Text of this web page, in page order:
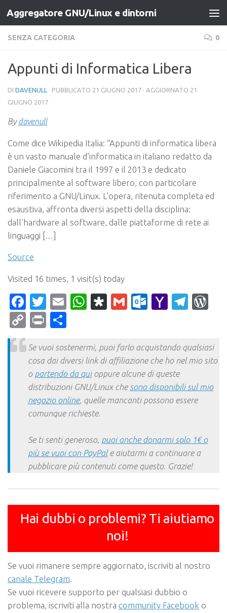
Salta al contenuto
Aggregatore GNU/Linux e dintorni
SENZA CATEGORIA 0
Appunti di Informatica Libera
DI DAVENULL · PUBBLICATO 21 GIUGNO 2017 · AGGIORNATO 21
GIUGNO 2017
Bydavenull
Come dice Wikipedia Italia: “Appunti di informatica libera
è un vasto manuale d’informatica in italiano redatto da
Daniele Giacomini tra il 1997 e il 2013 e dedicato
principalmente al software libero, con particolare
riferimento a GNU/Linux. L’opera, ritenuta completa ed
esaustiva, affronta diversi aspetti della disciplina:
dall’hardware al software, dalle piattaforme di rete ai
linguaggi […]
Source
Visited 16 times, 1 visit(s) today
Facebook
Twitter
EmailWhatsApp
Diaspora
Gmail Yahoo
CopyPrint
Se vuoi sostenermi, puoi farlo acquistando qualsiasi
cosa dai diversi link di affiliazione che ho nel mio sito
o partendo da quioppure alcune di queste
distribuzioni GNU/Linux che sono disponibili sul mio
negozio online, quelle mancanti possono essere
comunque richieste.
Se ti senti generoso, puoi anche donarmi solo 1€ o
più se vuoi con PayPale aiutarmi a continuare a
pubblicare più contenuti come questo. Grazie!
Hai dubbi o problemi? Ti aiutiamo
noi!
Se vuoi rimanere sempre aggiornato, iscriviti al nostro
canale Telegram.
Se vuoi ricevere supporto per qualsiasi dubbio o
problema, iscriviti alla nostra community Facebook o